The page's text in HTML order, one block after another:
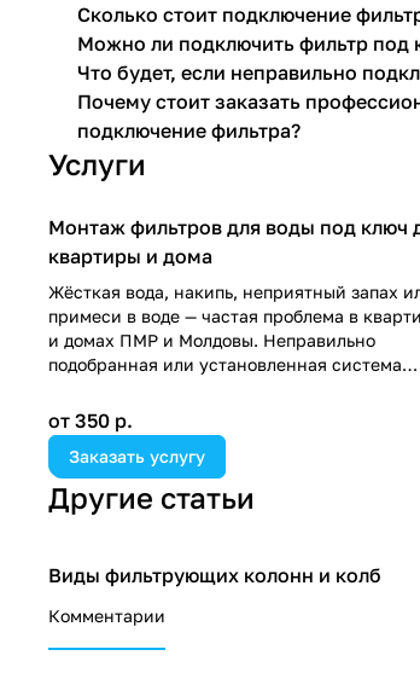
Сколько стоит подключение
Можно ли подключить фильтр под
Что будет, если неправильно
Почему стоит заказать
подключение фильтра?
Услуги
Монтаж фильтров для воды под ключ
квартиры и дома
Жёсткая вода, накипь, неприятный запах
примеси в воде — частая проблема в
и домах ПМР и Молдовы. Неправильно
подобранная или установленная система
лишним расходам.
Мы внимательно подходим к каждому
чтобы учесть ваши потребности и обеспечить
максимальный комфорт. Все наши работы
удобным.
от 350 р.
Заказать услугу
Другие статьи
Советы покупателям
Виды фильтрующих колонн и колб
Комментарии